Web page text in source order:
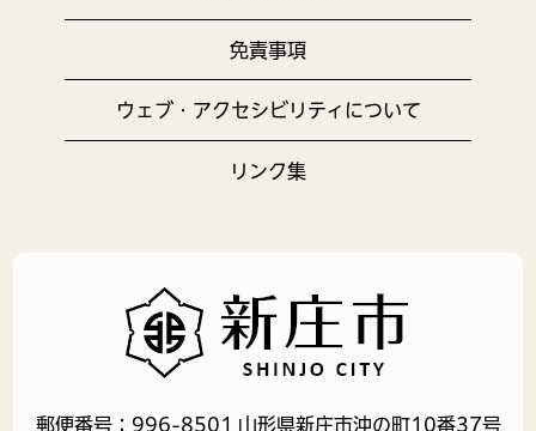
免責事項
ウェブ・アクセシビリティについて
リンク集
郵便番号：996-8501 山形県新庄市沖の町10番37号